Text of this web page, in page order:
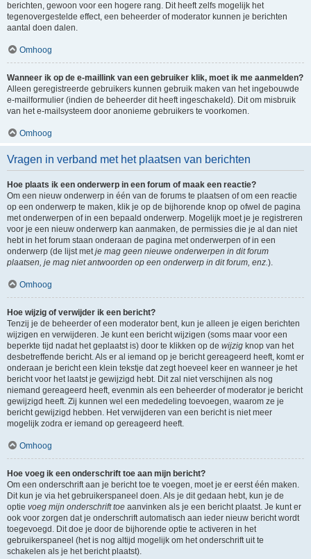
berichten, gewoon voor een hogere rang. Dit heeft zelfs mogelijk het
tegenovergestelde effect, een beheerder of moderator kunnen je berichten
aantal doen dalen.
Omhoog
Wanneer ik op de e-maillink van een gebruiker klik, moet ik me aanmelden?
Alleen geregistreerde gebruikers kunnen gebruik maken van het ingebouwde
e-mailformulier (indien de beheerder dit heeft ingeschakeld). Dit om misbruik
van het e-mailsysteem door anonieme gebruikers te voorkomen.
Omhoog
Vragen in verband met het plaatsen van berichten
Hoe plaats ik een onderwerp in een forum of maak een reactie?
Om een nieuw onderwerp in één van de forums te plaatsen of om een reactie
op een onderwerp te maken, klik je op de bijhorende knop op ofwel de pagina
met onderwerpen of in een bepaald onderwerp. Mogelijk moet je je registreren
voor je een nieuw onderwerp kan aanmaken, de permissies die je al dan niet
hebt in het forum staan onderaan de pagina met onderwerpen of in een
onderwerp (de lijst metje mag geen nieuwe onderwerpen in dit forum
plaatsen, je mag niet antwoorden op een onderwerp in dit forum, enz.).
Omhoog
Hoe wijzig of verwijder ik een bericht?
Tenzij je de beheerder of een moderator bent, kun je alleen je eigen berichten
wijzigen en verwijderen. Je kunt een bericht wijzigen (soms maar voor een
beperkte tijd nadat het geplaatst is) door te klikken op de wijzig knop van het
desbetreffende bericht. Als er al iemand op je bericht gereageerd heeft, komt er
onderaan je bericht een klein tekstje dat zegt hoeveel keer en wanneer je het
bericht voor het laatst je gewijzigd hebt. Dit zal niet verschijnen als nog
niemand gereageerd heeft, evenmin als een beheerder of moderator je bericht
gewijzigd heeft. Zij kunnen wel een mededeling toevoegen, waarom ze je
bericht gewijzigd hebben. Het verwijderen van een bericht is niet meer
mogelijk zodra er iemand op gereageerd heeft.
Omhoog
Hoe voeg ik een onderschrift toe aan mijn bericht?
Om een onderschrift aan je bericht toe te voegen, moet je er eerst één maken.
Dit kun je via het gebruikerspaneel doen. Als je dit gedaan hebt, kun je de
optie voeg mijn onderschrift toe aanvinken als je een bericht plaatst. Je kunt er
ook voor zorgen dat je onderschrift automatisch aan ieder nieuw bericht wordt
toegevoegd. Dit doe je door de bijhorende optie te activeren in het
gebruikerspaneel (het is nog altijd mogelijk om het onderschrift uit te
schakelen als je het bericht plaatst).